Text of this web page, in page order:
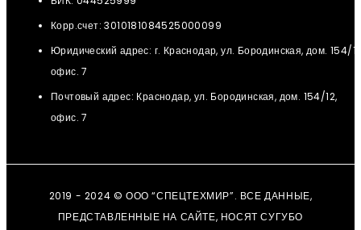
Корр.счет: 3010181084525000099
Юридический адрес: г. Краснодар, ул. Бородинская, дом. 154/
офис. 7
Почтовый адрес: Краснодар, ул. Бородинская, дом. 154/12,
офис. 7
2019 - 2024 © ООО “СПЕЦТЕХМИР”. ВСЕ ДАННЫЕ,
ПРЕДСТАВЛЕННЫЕ НА САЙТЕ, НОСЯТ СУГУБО